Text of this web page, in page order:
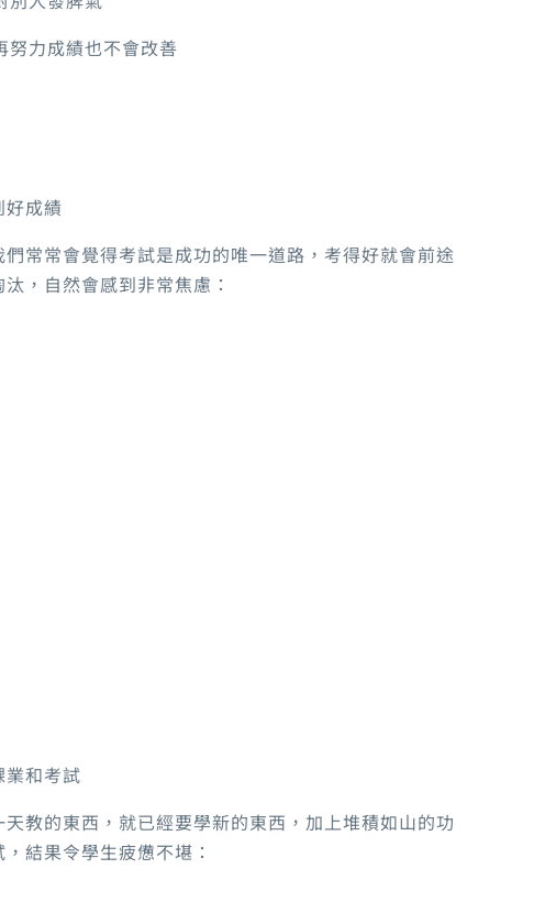
努力成績也不會改善
好成績
常常會覺得考試是成功的唯一道路，考得好就會前途
，自然會感到非常焦慮：
業和考試
教的東西，就已經要學新的東西，加上堆積如山的功
結果令學生疲憊不堪：